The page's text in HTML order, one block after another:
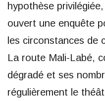
hypothèse
ouvert une enquête
les circonstances de
La route Mali-Labé,
dégradé et ses
régulièrement le